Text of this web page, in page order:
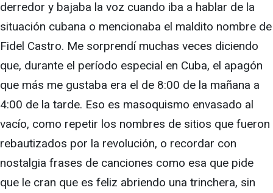
derredor y bajaba la voz cuando iba a hablar de la
situación cubana o mencionaba el maldito nombre de
Fidel Castro. Me sorprendí muchas veces diciendo
que, durante el período especial en Cuba, el apagón
que más me gustaba era el de 8:00 de la mañana a
4:00 de la tarde. Eso es masoquismo envasado al
vacío, como repetir los nombres de sitios que fueron
rebautizados por la revolución, o recordar con
nostalgia frases de canciones como esa que pide
que le cran que es feliz abriendo una trinchera, sin